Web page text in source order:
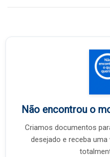
Não encontrou o
Criamos documentos
desejado e receba